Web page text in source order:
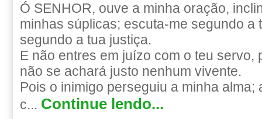
Ó SENHOR, ouve a minha oração,
minhas súplicas; escuta-me segundo a
segundo a tua justiça.
E não entres em juízo com o teu servo,
não se achará justo nenhum vivente.
Pois o inimigo perseguiu a minha alma;
c... Continue lendo...